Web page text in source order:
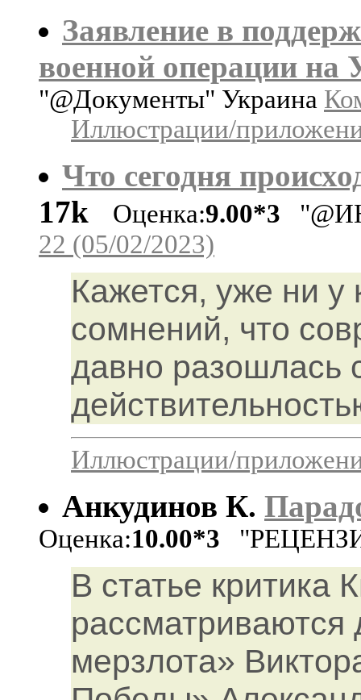
Заявление в
военной операции на
"@Документы" Украина
Иллюстрации/
Что сегодня
17k
Оценка:9.00*3
22 (05/02/2023)
Кажется, уже ни у
сомнений, что
давно разошлась
Иллюстрации/
Анкудинов К.
Оценка:10.00*3
В статье критика
мерзлота»